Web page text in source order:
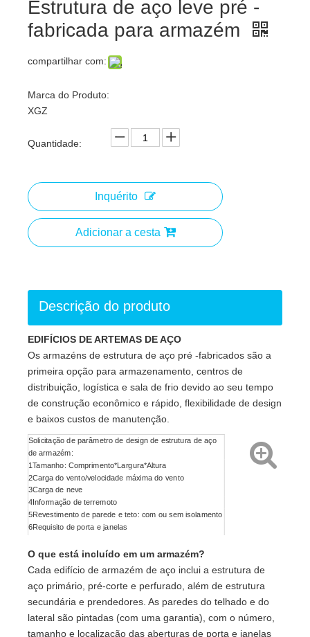
Estrutura de aço leve pré -
fabricada para armazém
compartilhar com:
Marca do Produto:
XGZ
Quantidade:
Inquérito
Adicionar a cesta
Descrição do produto
EDIFÍCIOS DE ARTEMAS DE AÇO
Os armazéns de estrutura de aço pré -fabricados são a
primeira opção para armazenamento, centros de
distribuição, logística e sala de frio devido ao seu tempo
de construção econômico e rápido, flexibilidade de design
e baixos custos de manutenção.
Solicitação de parâmetro de design de estrutura de aço
de armazém:
1Tamanho: Comprimento*Largura*Altura
2Carga do vento/velocidade máxima do vento
3Carga de neve
4Informação de terremoto
5Revestimento de parede e teto: com ou sem isolamento
6Requisito de porta e janelas
O que está incluído em um armazém?
Cada edifício de armazém de aço inclui a estrutura de
aço primário, pré-corte e perfurado, além de estrutura
secundária e prendedores. As paredes do telhado e do
lateral são pintadas (com uma garantia), com o número,
tamanho e localização das aberturas de porta e janelas